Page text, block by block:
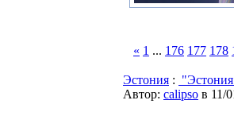
« 1 ... 176 177 178
Эстония :
Автор: calipso в 11/